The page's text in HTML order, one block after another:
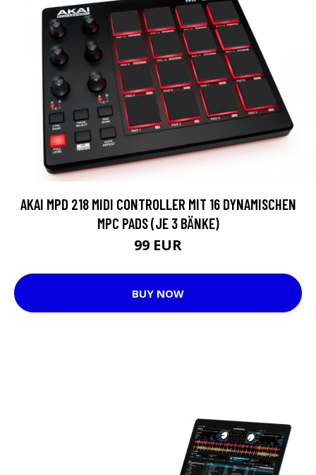
AKAI MPD 218 MIDI CONTROLLER MIT 16 DYNAMISCHEN
MPC PADS (JE 3 BÄNKE)
99 EUR
BUY NOW